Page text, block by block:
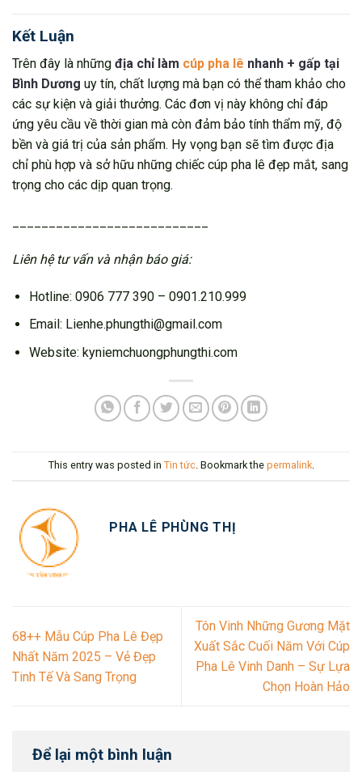
Kết Luận
Trên đây là những địa chỉ làm cúp pha lê nhanh + gấp tại
Bình Dương uy tín, chất lượng mà bạn có thể tham khảo cho
các sự kiện và giải thưởng. Các đơn vị này không chỉ đáp
ứng yêu cầu về thời gian mà còn đảm bảo tính thẩm mỹ, độ
bền và giá trị của sản phẩm. Hy vọng bạn sẽ tìm được địa
chỉ phù hợp và sở hữu những chiếc cúp pha lê đẹp mắt, sang
trọng cho các dịp quan trọng.
Liên hệ tư vấn và nhận báo giá:
Hotline: 0906 777 390 – 0901.210.999
Email: Lienhe.phungthi@gmail.com
Website: kyniemchuongphungthi.com
This entry was posted in Tin tức. Bookmark the permalink.
PHA LÊ PHÙNG THỊ
68++ Mẫu Cúp Pha Lê Đẹp
Nhất Năm 2025 – Vẻ Đẹp
Tinh Tế Và Sang Trọng
Tôn Vinh Những Gương Mặt
Xuất Sắc Cuối Năm Với Cúp
Pha Lê Vinh Danh – Sự Lựa
Chọn Hoàn Hảo
Để lại một bình luận